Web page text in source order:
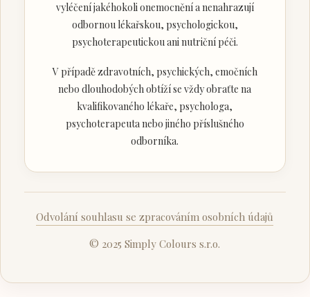
vyléčení jakéhokoli onemocnění a nenahrazují
odbornou lékařskou, psychologickou,
psychoterapeutickou ani nutriční péči.
V případě zdravotních, psychických, emočních
nebo dlouhodobých obtíží se vždy obraťte na
kvalifikovaného lékaře, psychologa,
psychoterapeuta nebo jiného příslušného
odborníka.
Odvolání souhlasu se zpracováním osobních údajů
© 2025 Simply Colours s.r.o.